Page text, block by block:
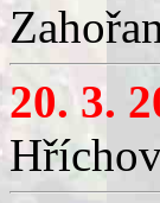
20. 3.